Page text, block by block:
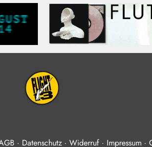
· Datenschutz · Widerruf · Impressum ·